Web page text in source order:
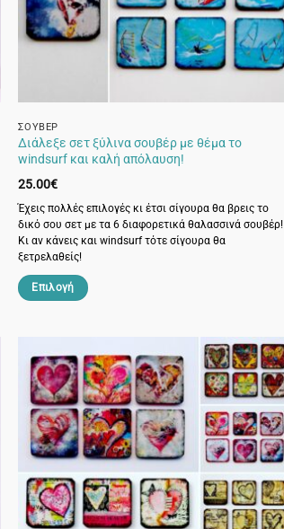
ΣΟΥΒΈΡ
Διάλεξε σετ ξύλινα σουβέρ με θέμα το
windsurf και καλή απόλαυση!
25.00€
Έχεις πολλές επιλογές κι έτσι σίγουρα θα βρεις το
δικό σου σετ με τα 6 διαφορετικά θαλασσινά σουβέρ!
Κι αν κάνεις και windsurf τότε σίγουρα θα
ξετρελαθείς!
Επιλογή
προϊόν
έχει
πολλαπλές
παραλλαγές.
Οι
επιλογές
μπορούν
να
επιλεγούν